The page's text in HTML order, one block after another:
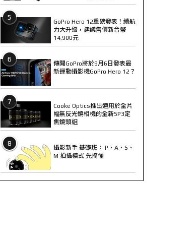
5
GoPro Hero 12重磅發表！續航
力大升級，建議售價新台幣
14,900元
6
傳聞GoPro將於9月6日發表最
新運動攝影機GoPro Hero 12？
7
Cooke Optics推出適用於全片
幅無反光鏡相機的全新SP3定
焦鏡頭組
8
攝影新手 基礎班： P、A、S、
M 拍攝模式 先搞懂